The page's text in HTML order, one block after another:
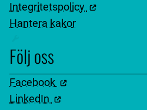
Integritetspolicy
Hantera kakor
Följ oss
Facebook
LinkedIn